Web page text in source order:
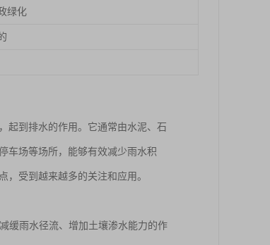
绿化
起到排水的作用。它通常由水泥、石
车场等场所，能够有效减少雨水积
受到越来越多的关注和应用。
缓雨水径流、增加土壤渗水能力的作